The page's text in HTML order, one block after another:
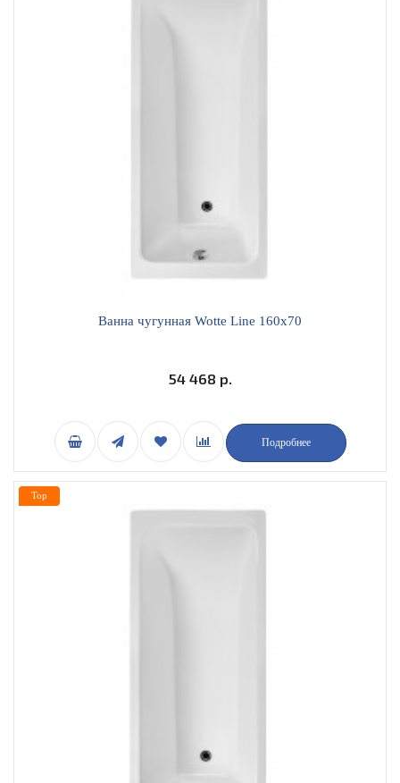
Ванна чугунная Wotte Line 160x70
54 468 р.
Подробнее
Top